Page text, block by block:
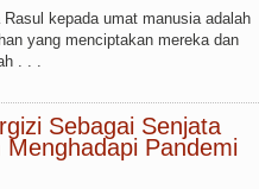
kepada umat manusia adalah
yang menciptakan mereka dan
. . .
Sebagai Senjata
Pandemi